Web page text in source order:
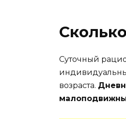
Суточный
возраста.